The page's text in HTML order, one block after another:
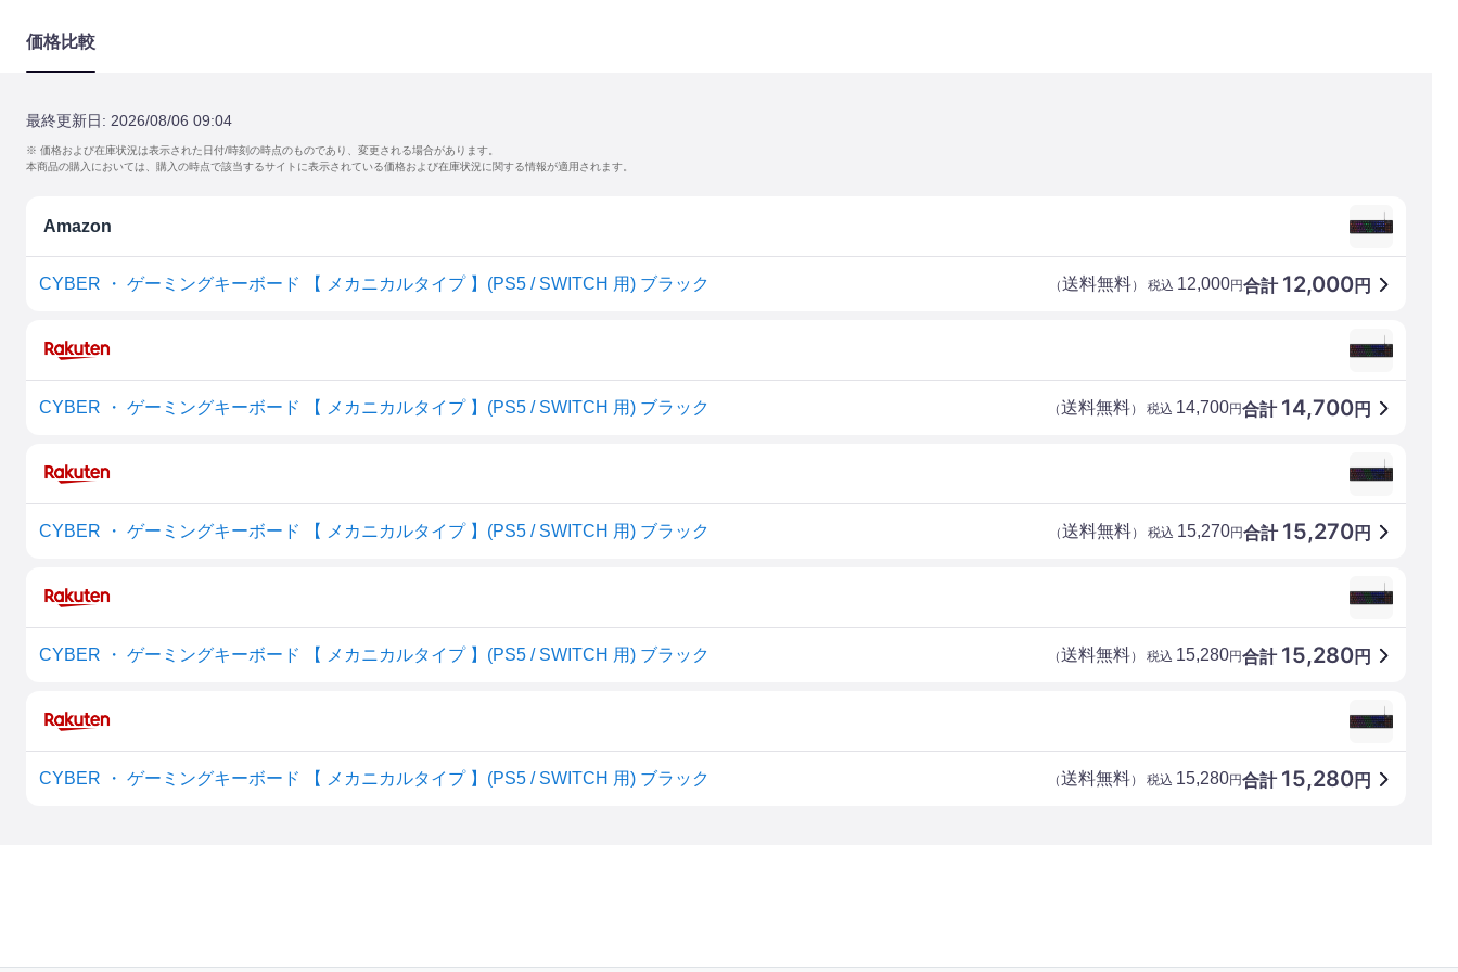
価格比較
最終更新日: 2026/08/06 09:04
※ 価格および在庫状況は表示された日付/時刻の時点のものであり、変更される場合があります。
本商品の購入においては、購入の時点で該当するサイトに表示されている価格および在庫状況に関する情報が適用されます。
Amazon
CYBER ・ ゲーミングキーボード 【 メカニカルタイプ 】(PS5 / SWITCH 用) ブラック 合計 12,000円
（送料無料） 税込 12,000円
CYBER ・ ゲーミングキーボード 【 メカニカルタイプ 】(PS5 / SWITCH 用) ブラック 合計 14,700円
（送料無料） 税込 14,700円
CYBER ・ ゲーミングキーボード 【 メカニカルタイプ 】(PS5 / SWITCH 用) ブラック 合計 15,270円
（送料無料） 税込 15,270円
CYBER ・ ゲーミングキーボード 【 メカニカルタイプ 】(PS5 / SWITCH 用) ブラック 合計 15,280円
（送料無料） 税込 15,280円
CYBER ・ ゲーミングキーボード 【 メカニカルタイプ 】(PS5 / SWITCH 用) ブラック 合計 15,280円
（送料無料） 税込 15,280円